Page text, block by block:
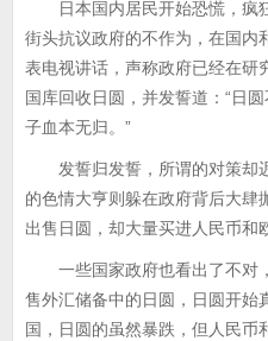
日本国内居民开始恐慌，疯
街头抗议政府的不作为，在国内
表电视讲话，声称政府已经在研
国库回收日圆，并发誓道：“日
子血本无归。”
发誓归发誓，所谓的对策却
的色情大亨则躲在政府背后大肆
出售日圆，却大量买进人民币和
一些国家政府也看出了不对
售外汇储备中的日圆，日圆开始
国，日圆的虽然暴跌，但人民币